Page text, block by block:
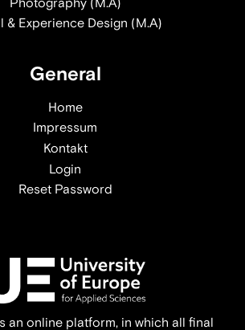
an online platform, in which all final
& Experience Design (M.A)
General
Home
Impressum
Kontakt
Login
Reset Password